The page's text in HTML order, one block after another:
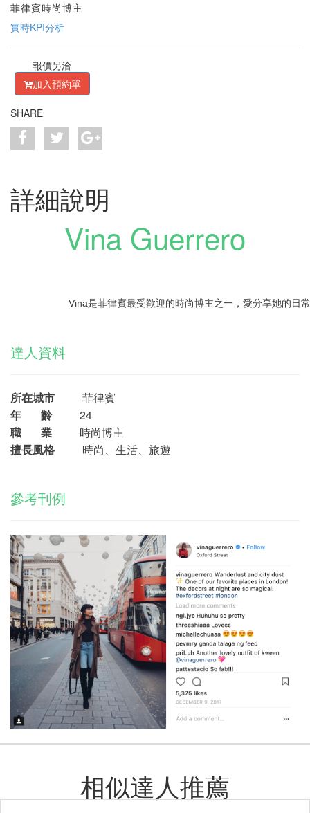
菲律賓時尚博主
實時KPI分析
報價另洽
加入預約單
SHARE
詳細說明
Vina Guerrero
Vina是菲律賓最受歡迎的時尚博主之一，愛分享她的日
達人資料
所在城市 菲律賓
年 齡24
職 業 時尚博主
擅長風格 時尚、生活、旅遊
參考刊例
相似達人推薦